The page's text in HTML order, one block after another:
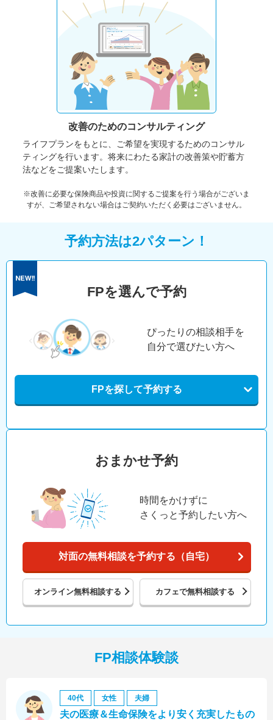
改善のためのコンサルティング
ライフプランをもとに、ご希望を実現するためのコンサル
ティングを行います。将来にわたる家計の改善策や貯蓄方
法などをご提案いたします。
※改善に必要な保険商品や投資に関するご提案を行う場合がございま
すが、ご希望されない場合はご契約いただく必要はございません。
予約方法は2パターン！
FPを選んで予約
ぴったりの相談相手を
自分で選びたい方へ
FPを探して予約する
おまかせ予約
時間をかけずに
さくっと予約したい方へ
対面の無料相談を予約する（自宅）
オンライン無料相談する カフェで無料相談する
FP相談体験談
40代 女性 夫婦
夫の医療＆生命保険をより安く充実したもの